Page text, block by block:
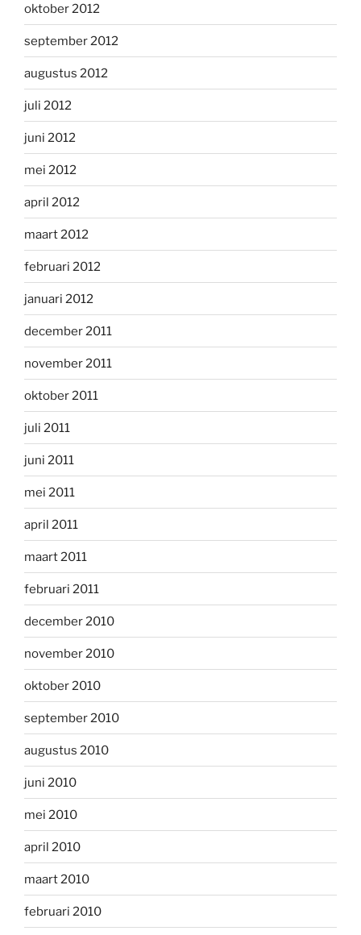
oktober 2012
september 2012
augustus 2012
juli 2012
juni 2012
mei 2012
april 2012
maart 2012
februari 2012
januari 2012
december 2011
november 2011
oktober 2011
juli 2011
juni 2011
mei 2011
april 2011
maart 2011
februari 2011
december 2010
november 2010
oktober 2010
september 2010
augustus 2010
juni 2010
mei 2010
april 2010
maart 2010
februari 2010